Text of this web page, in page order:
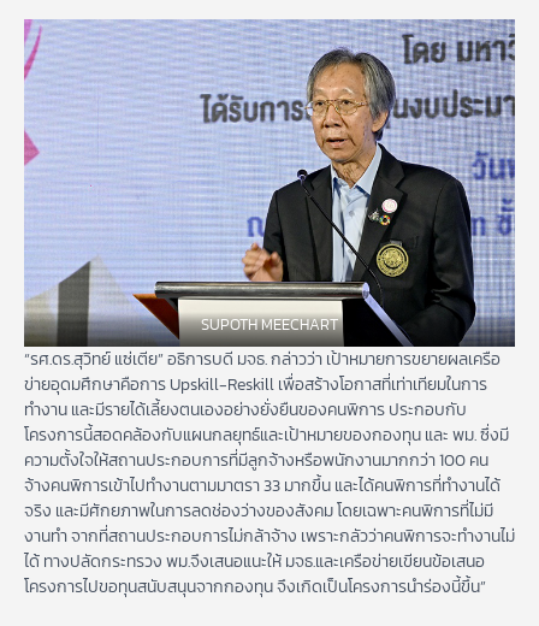
SUPOTH MEECHART
“รศ.ดร.สุวิทย์ แซ่เตีย” อธิการบดี มจธ. กล่าวว่า เป้าหมายการขยายผลเครือ
ข่ายอุดมศึกษาคือการ Upskill-Reskill เพื่อสร้างโอกาสที่เท่าเทียมในการ
ทำงาน และมีรายได้เลี้ยงตนเองอย่างยั่งยืนของคนพิการ ประกอบกับ
โครงการนี้สอดคล้องกับแผนกลยุทธ์และเป้าหมายของกองทุน และ พม. ซึ่งมี
ความตั้งใจให้สถานประกอบการที่มีลูกจ้างหรือพนักงานมากกว่า 100 คน
จ้างคนพิการเข้าไปทำงานตามมาตรา 33 มากขึ้น และได้คนพิการที่ทำงานได้
จริง และมีศักยภาพในการลดช่องว่างของสังคม โดยเฉพาะคนพิการที่ไม่มี
งานทำ จากที่สถานประกอบการไม่กล้าจ้าง เพราะกลัวว่าคนพิการจะทำงานไม่
ได้ ทางปลัดกระทรวง พม.จึงเสนอแนะให้ มจธ.และเครือข่ายเขียนข้อเสนอ
โครงการไปขอทุนสนับสนุนจากกองทุน จึงเกิดเป็นโครงการนำร่องนี้ขึ้น”